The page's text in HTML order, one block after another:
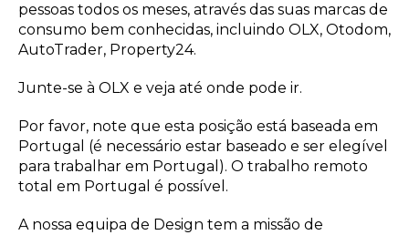
pessoas todos os meses, através das suas marcas de
consumo bem conhecidas, incluindo OLX, Otodom,
AutoTrader, Property24.
Junte-se à OLX e veja até onde pode ir.
Por favor, note que esta posição está baseada em
Portugal (é necessário estar baseado e ser elegível
para trabalhar em Portugal). O trabalho remoto
total em Portugal é possível.
A nossa equipa de Design tem a missão de